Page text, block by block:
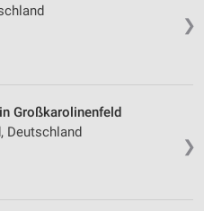
❯
❯
Großkarolinenfeld
Deutschland